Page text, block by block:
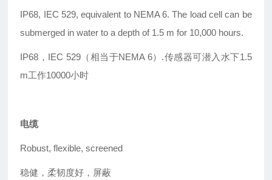
IP68, IEC 529, equivalent to NEMA 6. The load cell can be
submerged in water to a depth of 1.5 m for 10,000 hours.
IP68，IEC 529（相当于NEMA 6）.传感器可潜入水下1.5
m工作10000小时
电缆
Robust, flexible, screened
稳健，柔韧度好，屏蔽